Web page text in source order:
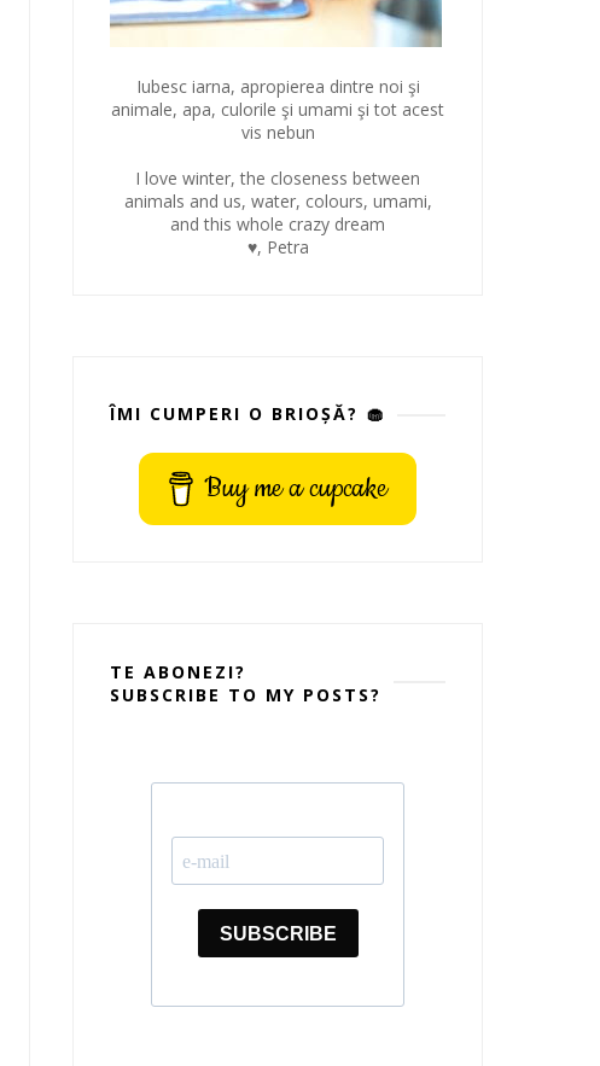
Iubesc iarna, apropierea dintre noi şi
animale, apa, culorile şi umami şi tot acest
vis nebun
I love winter, the closeness between
animals and us, water, colours, umami,
and this whole crazy dream
♥, Petra
ÎMI CUMPERI O BRIOȘĂ? 🧁
Buy me a cupcake
TE ABONEZI?
SUBSCRIBE TO MY POSTS?